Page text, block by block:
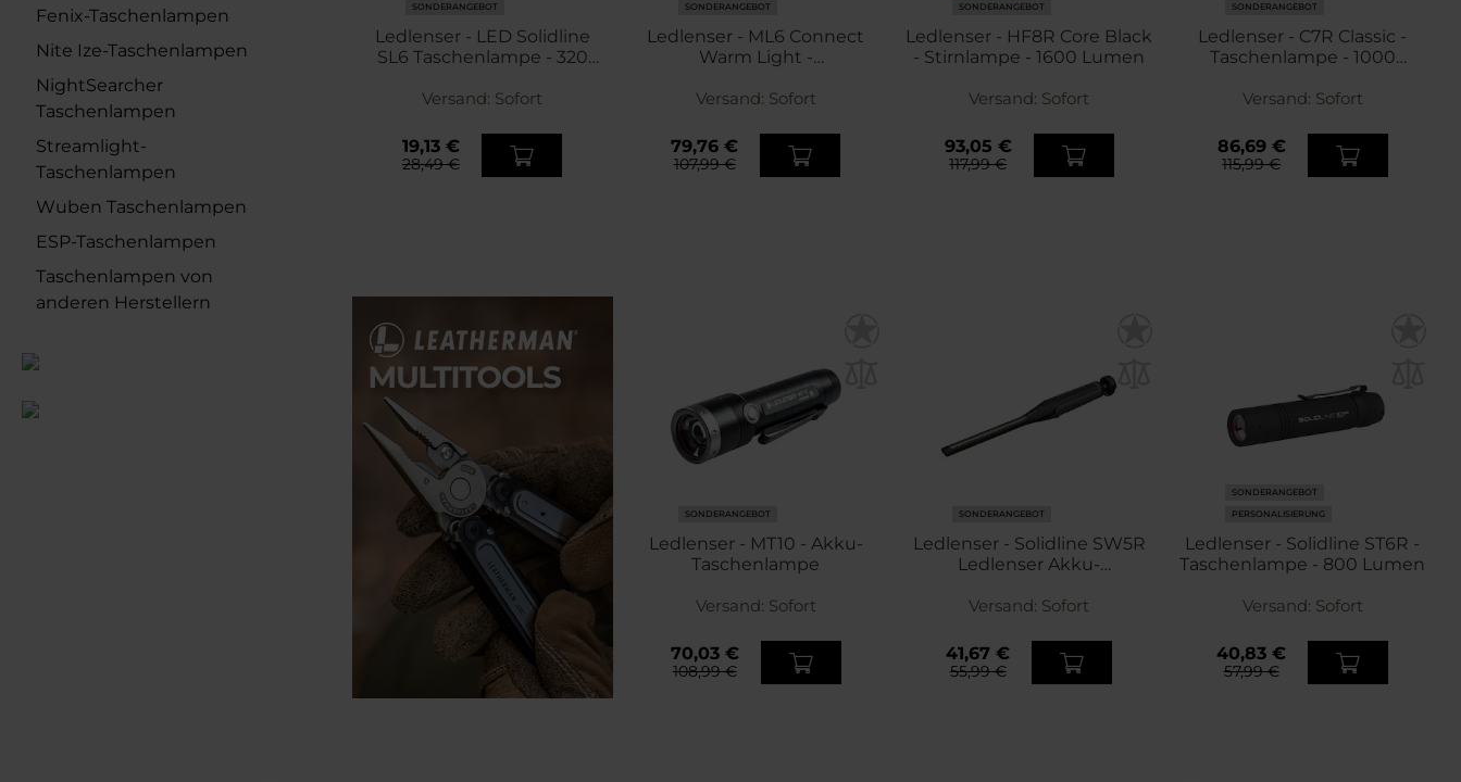
Fenix-Taschenlampen
Nite Ize-Taschenlampen
NightSearcher
Taschenlampen
Streamlight-
Taschenlampen
Wuben Taschenlampen
ESP-Taschenlampen
Taschenlampen von
anderen Herstellern
SONDERANGEBOT
Ledlenser - LED Solidline
SL6 Taschenlampe - 320
Versand: Sofort
19,13 €
28,49 €
SONDERANGEBOT
Ledlenser - ML6 Connect
Warm Light -
Lumen
Versand: Sofort
79,76 €
107,99 €
SONDERANGEBOT
Ledlenser - HF8R Core Black
- Stirnlampe - 1600 Lumen
Versand: Sofort
93,05 €
117,99 €
SONDERANGEBOT
Ledlenser - C7R Classic -
Taschenlampe - 1000
Versand: Sofort
86,69 €
115,99 €
SONDERANGEBOT
Ledlenser - MT10 - Akku-
Taschenlampe
Versand: Sofort
70,03 €
108,99 €
SONDERANGEBOT
Ledlenser - Solidline SW5R
Ledlenser Akku-
Versand: Sofort
41,67 €
55,99 €
SONDERANGEBOT
PERSONALISIERUNG
Ledlenser - Solidline ST6R -
Taschenlampe - 800 Lumen
Versand: Sofort
40,83 €
57,99 €